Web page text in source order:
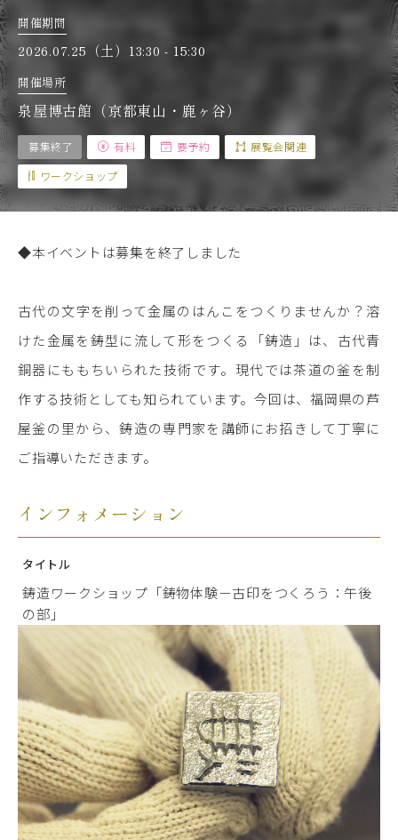
開催期間
2026.07.25（土）13:30 - 15:30
開催場所
泉屋博古館（京都東山・鹿ヶ谷）
募集終了 有料 要予約 展覧会関連
ワークショップ
◆本イベントは募集を終了しました
古代の文字を削って金属のはんこをつくりませんか？溶
けた金属を鋳型に流して形をつくる「鋳造」は、古代青
銅器にももちいられた技術です。現代では茶道の釜を制
作する技術としても知られています。今回は、福岡県の芦
屋釜の里から、鋳造の専門家を講師にお招きして丁寧に
ご指導いただきます。
インフォメーション
タイトル
鋳造ワークショップ「鋳物体験－古印をつくろう：午後
の部」